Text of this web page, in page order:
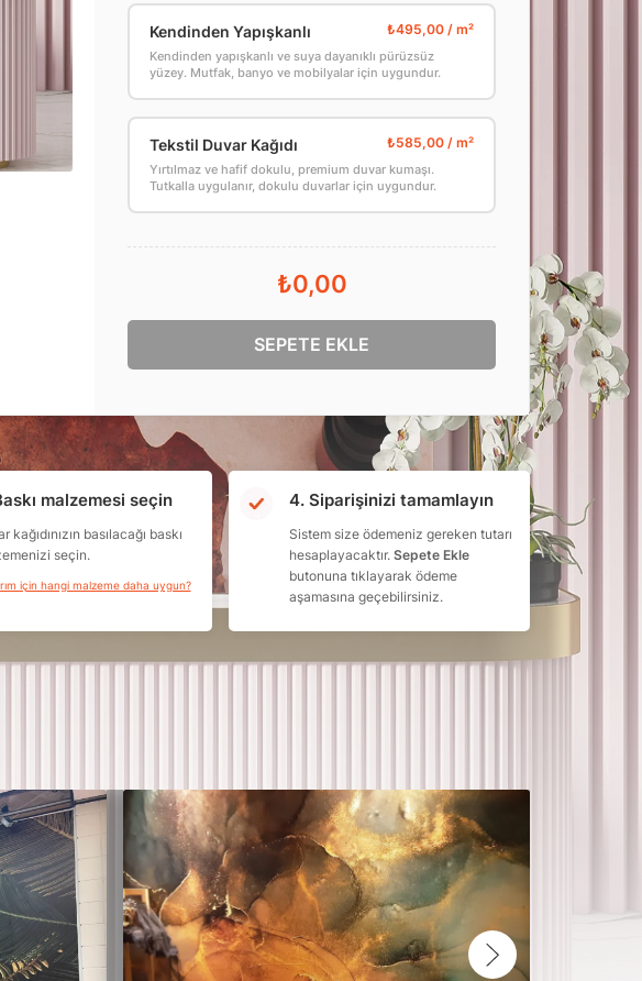
Kendinden Yapışkanlı
Kendinden yapışkanlı ve suya dayanıklı pürüzsüz
yüzey. Mutfak, banyo ve mobilyalar için uygundur.
Tekstil Duvar Kağıdı
Yırtılmaz ve hafif dokulu, premium duvar kumaşı.
Tutkalla uygulanır, dokulu duvarlar için uygundur.
₺0,00
SEPETE EKLE
malzemesi seçin
kağıdınızın basılacağı baskı
seçin.
için hangi malzeme daha uygun?
4. Siparişinizi tamamlayın
Sistem size ödemeniz gereken tutarı
hesaplayacaktır.Sepete Ekle
butonuna tıklayarak ödeme
aşamasına geçebilirsiniz.